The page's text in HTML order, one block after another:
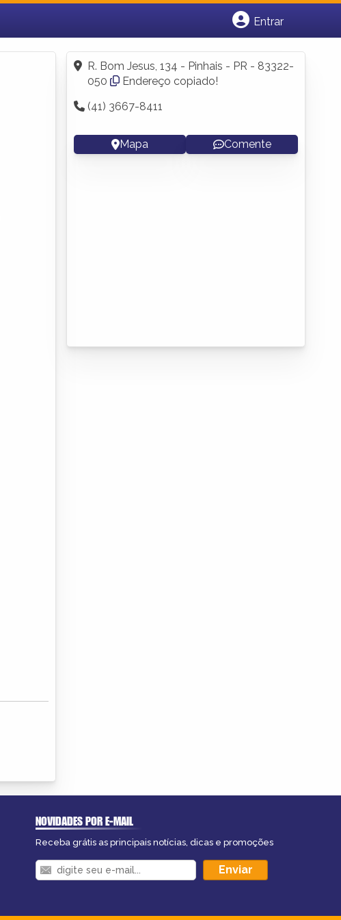
Entrar
Fazer login
Criar conta
R. Bom Jesus, 134 - Pinhais - PR - 83322-
050
Endereço copiado!
(41) 3667-8411
Mapa Comente
NOVIDADES POR E-MAIL
Receba grátis as principais notícias, dicas e promoções